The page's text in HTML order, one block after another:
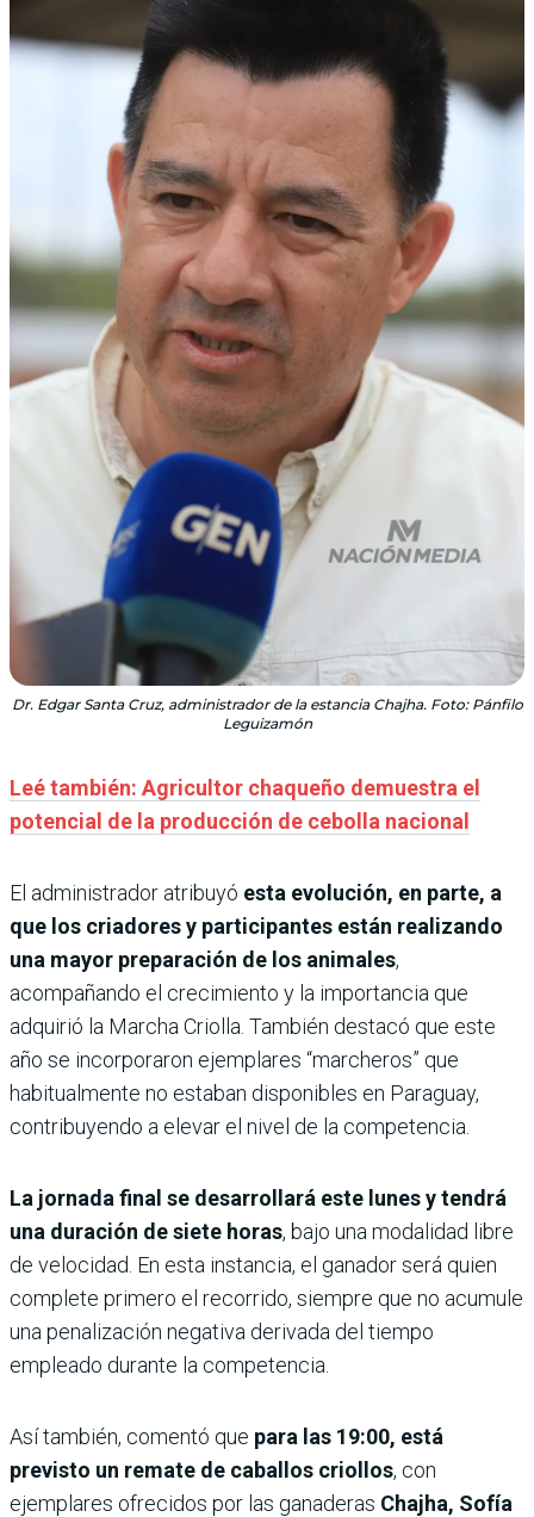
Dr. Edgar Santa Cruz, administrador de la estancia Chajha. Foto: Pánfilo
Leguizamón
Leé también: Agricultor chaqueño demuestra el
potencial de la producción de cebolla nacional
El administrador atribuyó esta evolución, en parte, a
que los criadores y participantes están realizando
una mayor preparación de los animales,
acompañando el crecimiento y la importancia que
adquirió la Marcha Criolla. También destacó que este
año se incorporaron ejemplares “marcheros” que
habitualmente no estaban disponibles en Paraguay,
contribuyendo a elevar el nivel de la competencia.
La jornada final se desarrollará este lunes y tendrá
una duración desiete horas, bajo una modalidad libre
de velocidad. En esta instancia, el ganador será quien
complete primero el recorrido, siempre que no acumule
una penalización negativa derivada del tiempo
empleado durante la competencia.
Así también, comentó que para las 19:00, está
previsto un remate de caballos criollos, con
ejemplares ofrecidos por las ganaderas Chajha, Sofía